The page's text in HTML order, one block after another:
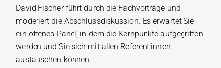
David Fischer führt durch die Fachvorträge und
moderiert die Abschlussdiskussion. Es erwartet Sie
ein offenes Panel, in dem die Kernpunkte aufgegriffen
werden und Sie sich mit allen Referent:innen
austauschen können.